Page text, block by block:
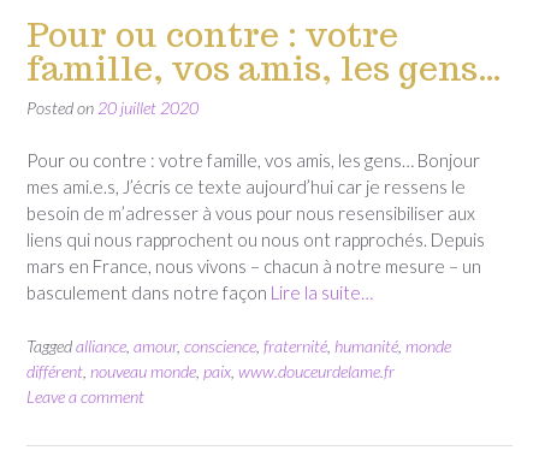
Pour ou contre : votre
famille, vos amis, les gens…
Posted on 20 juillet 2020
Pour ou contre : votre famille, vos amis, les gens… Bonjour
mes ami.e.s, J’écris ce texte aujourd’hui car je ressens le
besoin de m’adresser à vous pour nous resensibiliser aux
liens qui nous rapprochent ou nous ont rapprochés. Depuis
mars en France, nous vivons – chacun à notre mesure – un
basculement dans notre façon Lire la suite…
Taggedalliance amour, conscience fraternité humanité monde
différent nouveau monde paix www.douceurdelame.fr
Leave a comment